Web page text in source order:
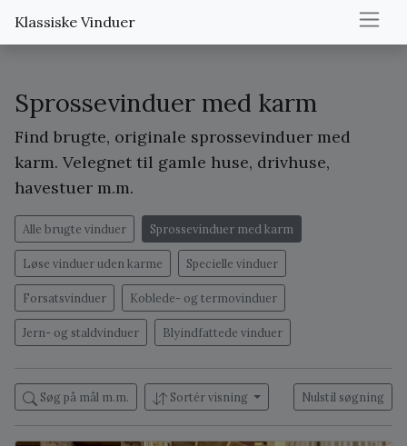
Klassiske Vinduer
Sprossevinduer med karm
Find brugte, originale sprossevinduer med
karm. Velegnet til gamle huse, drivhuse,
havestuer m.m.
Alle brugte vinduer Sprossevinduer med karm
Løse vinduer uden karme Specielle vinduer
Forsatsvinduer Koblede- og termovinduer
Jern- og staldvinduer Blyindfattede vinduer
Søg på mål m.m. Sortér visning Nulstil søgning